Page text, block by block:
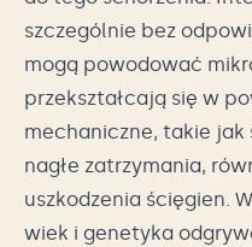
szczególnie bez
mogą powodować
przekształcają się w
mechaniczne, takie jak
nagłe zatrzymania,
uszkodzenia ścięgien.
wiek i genetyka